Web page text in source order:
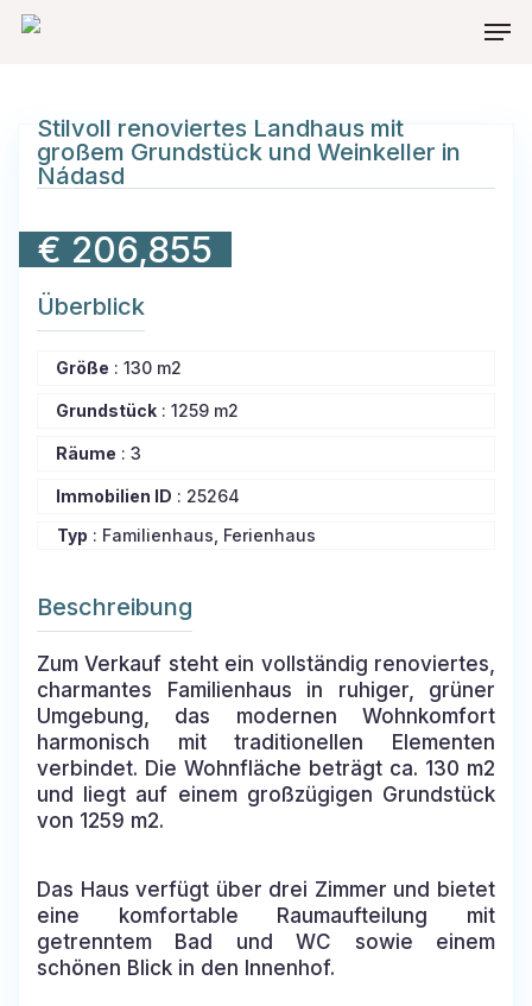
Skip
Stilvoll renoviertes Landhaus mit
großem Grundstück und Weinkeller in
Nádasd
€ 206,855
Überblick
Größe : 130 m2
Grundstück : 1259 m2
Räume : 3
Immobilien ID : 25264
Typ : Familienhaus, Ferienhaus
Beschreibung
Zum Verkauf steht ein vollständig renoviertes,
charmantes Familienhaus in ruhiger, grüner
Umgebung, das modernen Wohnkomfort
harmonisch mit traditionellen Elementen
verbindet. Die Wohnfläche beträgt ca. 130 m2
und liegt auf einem großzügigen Grundstück
von 1259 m2.
Das Haus verfügt über drei Zimmer und bietet
eine komfortable Raumaufteilung mit
getrenntem Bad und WC sowie einem
schönen Blick in den Innenhof.